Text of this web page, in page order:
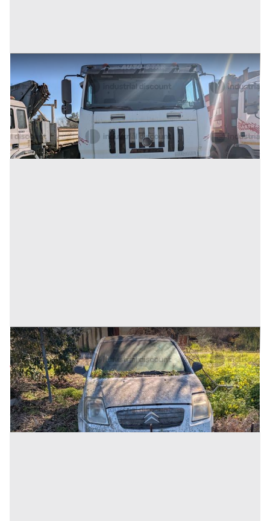
51#10183 Autocarro Astra
Inserito il: 10/07/2026
(Cosenza)
Prezzo
16.800 €
Codice annuncio:1949554100
49#10183 Furgone Citroen
Inserito il: 10/07/2026
(Cosenza)
Prezzo
900 €
Codice annuncio:1729246319